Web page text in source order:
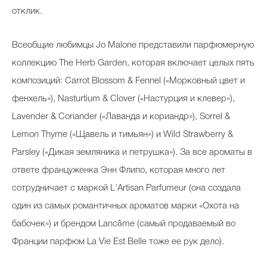
Бьютихакер / Мама-хакер
Выбор косметолога
Полиция красоты
Хит недели от визажиста
Celebrity дня
Интервью со звездой
отклик.
Всеобщие любимцы Jo Malone представили парфюмерную
коллекцию The Herb Garden, которая включает целых пять
композиций: Carrot Blossom & Fennel («Морковный цвет и
фенхель»), Nasturtium & Clover («Настурция и клевер»),
Lavender & Coriander («Лаванда и кориандр»), Sorrel &
Lemon Thyme («Щавель и тимьян») и Wild Strawberry &
Parsley («Дикая земляника и петрушка»). За все ароматы в
ответе француженка Энн Флипо, которая много лет
сотрудничает с маркой L'Artisan Parfumeur (она создала
один из самых романтичных ароматов марки «Охота на
бабочек») и брендом Lancôme (самый продаваемый во
Франции парфюм La Vie Est Belle тоже ее рук дело).